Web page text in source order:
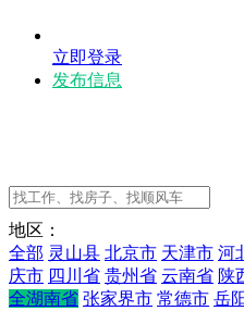
立即登录
发布信息
地区：
全部 灵山县 北京市 天津市 河
庆市 四川省 贵州省 云南省 陕
全湖南省 张家界市 常德市 岳